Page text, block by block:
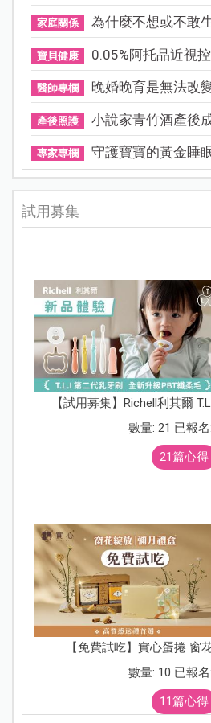
家庭關係 為什麼不想或不敢
寶貝健康 0.05%阿托品近視
醫師專欄 晚婚晚育是無法改
產後照護 小說家青竹酒產後
專家專欄 守護寶寶的黃金睡
試用募集
【試用募集】Richell利其爾
數量: 21 已報
21篇心得
【免費試吃】實心蛋捲 窗
數量: 10 已報
11篇心得